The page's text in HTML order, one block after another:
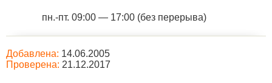
пн.-пт. 09:00 — 17:00 (без перерыва)
Добавлена: 14.06.2005
Проверена: 21.12.2017